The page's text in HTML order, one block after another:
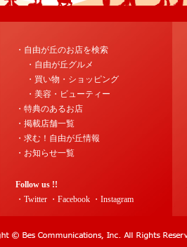
・自由が丘のお店を検索
・自由が丘グルメ
・買い物・ショッピング
・美容・ビューティー
・特典のあるお店
・掲載店舗一覧
・求む！自由が丘情報
・お知らせ一覧
Follow us !!
・Twitter
・Facebook ・Instagram